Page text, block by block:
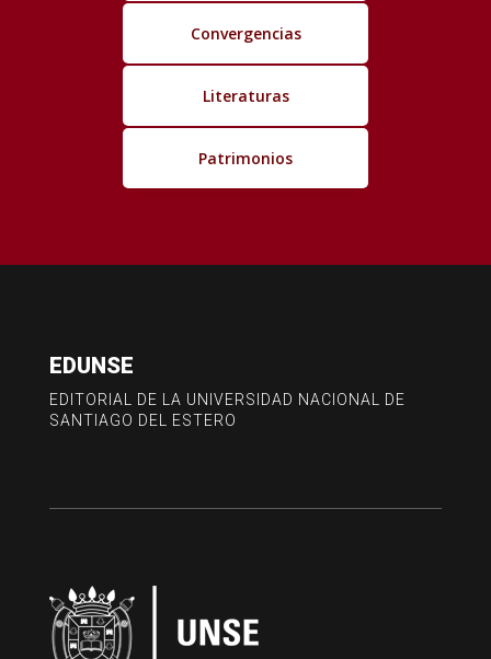
Convergencias
Literaturas
Patrimonios
EDUNSE
EDITORIAL DE LA UNIVERSIDAD NACIONAL DE
SANTIAGO DEL ESTERO